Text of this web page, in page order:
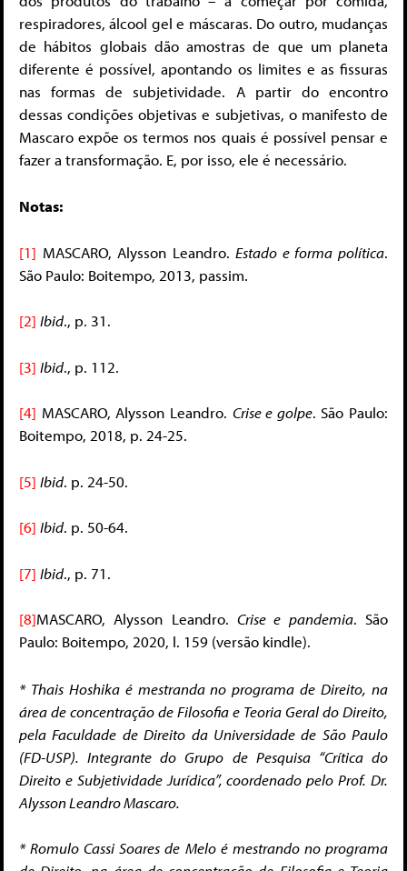
respiradores, álcool gel e máscaras. Do outro, mudanças
de hábitos globais dão amostras de que um planeta
diferente é possível, apontando os limites e as fissuras
nas formas de subjetividade. A partir do encontro
dessas condições objetivas e subjetivas, o manifesto de
Mascaro expõe os termos nos quais é possível pensar e
fazer a transformação. E, por isso, ele é necessário.
Notas:
[1] MASCARO, Alysson Leandro.Estado e forma política.
São Paulo: Boitempo, 2013, passim.
[2] Ibid., p. 31.
[3] Ibid., p. 112.
[4] MASCARO, Alysson Leandro. Crise e golpe. São Paulo:
Boitempo, 2018, p. 24-25.
[5] Ibid. p. 24-50.
[6] Ibid. p. 50-64.
[7] Ibid., p. 71.
[8]MASCARO, Alysson Leandro. Crise e pandemia. São
Paulo: Boitempo, 2020, l. 159 (versão kindle).
* Thais Hoshika é mestranda no programa de Direito, na
área de concentração de Filosofia e Teoria Geral do Direito,
pela Faculdade de Direito da Universidade de São Paulo
(FD-USP). Integrante do Grupo de Pesquisa “Crítica do
Direito e Subjetividade Jurídica”, coordenado pelo Prof. Dr.
Alysson Leandro Mascaro.
* Romulo Cassi Soares de Melo é mestrando no programa